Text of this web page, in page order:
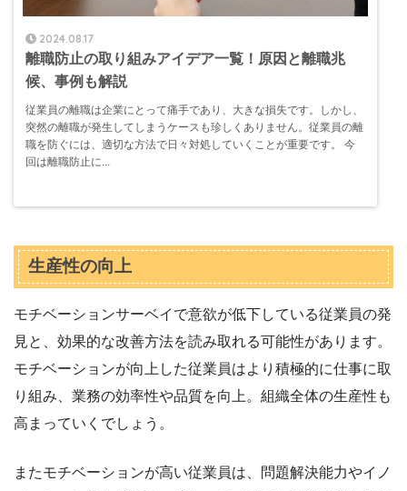
2024.08.17
離職防止の取り組みアイデア一覧！原因と離職兆
候、事例も解説
従業員の離職は企業にとって痛手であり、大きな損失です。しかし、
突然の離職が発生してしまうケースも珍しくありません。従業員の離
職を防ぐには、適切な方法で日々対処していくことが重要です。 今
回は離職防止に...
生産性の向上
モチベーションサーベイで意欲が低下している従業員の発
見と、効果的な改善方法を読み取れる可能性があります。
モチベーションが向上した従業員はより積極的に仕事に取
り組み、業務の効率性や品質を向上。組織全体の生産性も
高まっていくでしょう。
またモチベーションが高い従業員は、問題解決能力やイノ